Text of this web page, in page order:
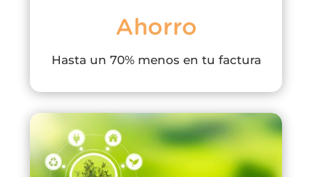
Ahorro
Hasta un 70% menos en tu factura